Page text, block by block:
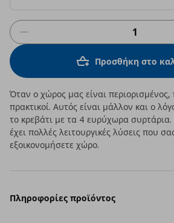
Προσθήκη στο
Όταν ο χώρος μας είναι περιορισμένος,
πρακτικοί. Αυτός είναι μάλλον και ο
το κρεβάτι με τα 4 ευρύχωρα συρτάρια.
έχει πολλές λειτουργικές λύσεις που
εξοικονομήσετε χώρο.
Πληροφορίες προϊόντος